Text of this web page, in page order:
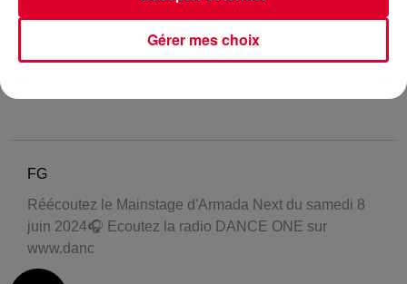
FG
Réécoutez le Mainstage d'Armada Next du samedi 8
juin 2024🎧 Ecoutez la radio DANCE ONE sur
www.danc
Gérer mes choix